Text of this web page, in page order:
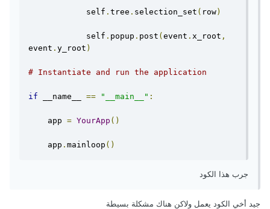
self .tree .selection_set (row
self .popup .post (event .x_root
event .y_root
# Instantiate and run the application
if __name__ == "__main__"
app = YourApp ()
app .mainloop ()
جرب هذا الكود
جيد أخي الكود يعمل ولاكن هناك مشكلة بسيطة